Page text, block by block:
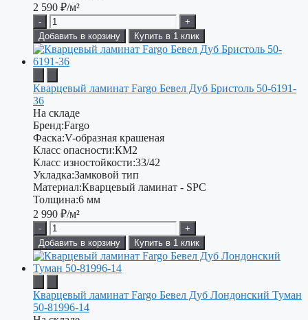
2 590 ₽/м²
-
+
Добавить в корзину
Купить в 1 клик
Кварцевый ламинат Fargo Бевел Дуб Бристоль 50-6191-
36
На складе
Бренд:Fargo
Фаска:V-образная крашеная
Класс опасности:КМ2
Класс изностойкости:33/42
Укладка:Замковой тип
Материал:Кварцевый ламинат - SPC
Толщина:6 мм
2 990 ₽/м²
-
+
Добавить в корзину
Купить в 1 клик
Кварцевый ламинат Fargo Бевел Дуб Лондонский Туман
50-81996-14